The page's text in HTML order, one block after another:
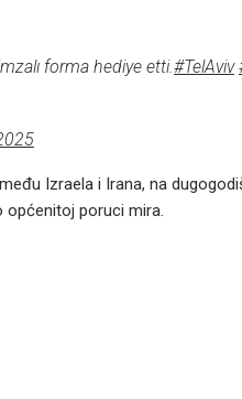
forma hediye etti.#TelAviv
Izraela i Irana, na
općenitoj poruci mira.